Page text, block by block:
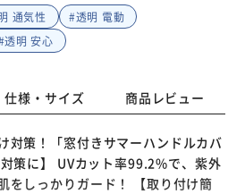
通気性
#透明 電動
透明 安心
仕様・サイズ 商品レビュー
対策！「窓付きサマーハンドルカバ
策に】 UVカット率99.2%で、紫外
をしっかりガード！ 【取り付け簡